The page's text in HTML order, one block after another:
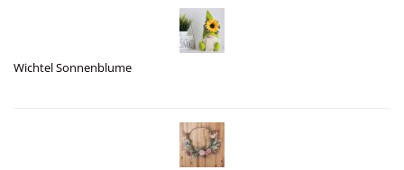
Wichtel Sonnenblume